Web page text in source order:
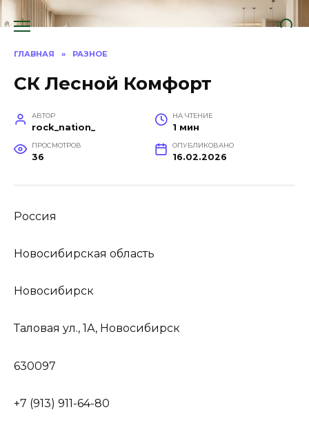
Перейти
к
ГЛАВНАЯ » РАЗНОЕ
СК Лесной Комфорт
АВТОР
rock_nation_
НА ЧТЕНИЕ
1 мин
ПРОСМОТРОВ
36
ОПУБЛИКОВАНО
16.02.2026
Россия
Новосибирская область
Новосибирск
Таловая ул., 1А, Новосибирск
630097
+7 (913) 911-64-80